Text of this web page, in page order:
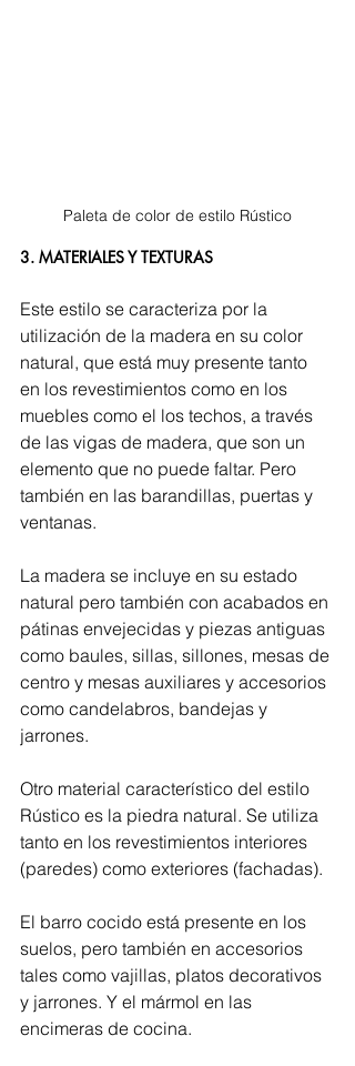
Paleta de color de estilo Rústico
3. MATERIALES Y TEXTURAS
Este estilo se caracteriza por la
utilización de la madera en su color
natural, que está muy presente tanto
en los revestimientos como en los
muebles como el los techos, a través
de las vigas de madera, que son un
elemento que no puede faltar. Pero
también en las barandillas, puertas y
ventanas.
La madera se incluye en su estado
natural pero también con acabados en
pátinas envejecidas y piezas antiguas
como baules, sillas, sillones, mesas de
centro y mesas auxiliares y accesorios
como candelabros, bandejas y
jarrones.
Otro material característico del estilo
Rústico es la piedra natural. Se utiliza
tanto en los revestimientos interiores
(paredes) como exteriores (fachadas).
El barro cocido está presente en los
suelos, pero también en accesorios
tales como vajillas, platos decorativos
y jarrones. Y el mármol en las
encimeras de cocina.